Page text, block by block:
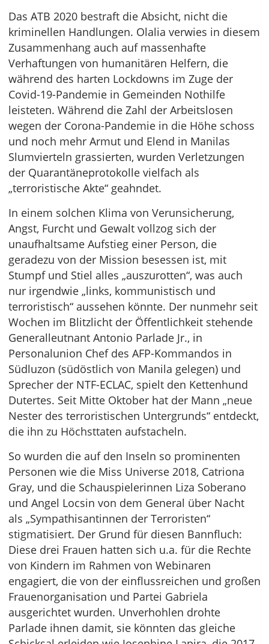
Das ATB 2020 bestraft die Absicht, nicht die
kriminellen Handlungen. Olalia verwies in diesem
Zusammenhang auch auf massenhafte
Verhaftungen von humanitären Helfern, die
während des harten Lockdowns im Zuge der
Covid-19-Pandemie in Gemeinden Nothilfe
leisteten. Während die Zahl der Arbeitslosen
wegen der Corona-Pandemie in die Höhe schoss
und noch mehr Armut und Elend in Manilas
Slumvierteln grassierten, wurden Verletzungen
der Quarantäneprotokolle vielfach als
„terroristische Akte“ geahndet.
In einem solchen Klima von Verunsicherung,
Angst, Furcht und Gewalt vollzog sich der
unaufhaltsame Aufstieg einer Person, die
geradezu von der Mission besessen ist, mit
Stumpf und Stiel alles „auszurotten“, was auch
nur irgendwie „links, kommunistisch und
terroristisch“ aussehen könnte. Der nunmehr seit
Wochen im Blitzlicht der Öffentlichkeit stehende
Generalleutnant Antonio Parlade Jr., in
Personalunion Chef des AFP-Kommandos in
Südluzon (südöstlich von Manila gelegen) und
Sprecher der NTF-ECLAC, spielt den Kettenhund
Dutertes. Seit Mitte Oktober hat der Mann „neue
Nester des terroristischen Untergrunds“ entdeckt,
die ihn zu Höchsttaten aufstacheln.
So wurden die auf den Inseln so prominenten
Personen wie die Miss Universe 2018, Catriona
Gray, und die Schauspielerinnen Liza Soberano
und Angel Locsin von dem General über Nacht
als „Sympathisantinnen der Terroristen“
stigmatisiert. Der Grund für diesen Bannfluch:
Diese drei Frauen hatten sich u.a. für die Rechte
von Kindern im Rahmen von Webinaren
engagiert, die von der einflussreichen und großen
Frauenorganisation und Partei Gabriela
ausgerichtet wurden. Unverhohlen drohte
Parlade ihnen damit, sie könnten das gleiche